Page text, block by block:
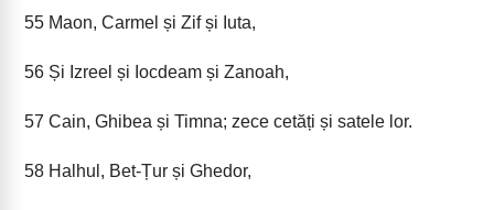
55 Maon, Carmel și Zif și Iuta,
56 Și Izreel și Iocdeam și Zanoah,
57 Cain, Ghibea și Timna; zece cetăți și satele lor.
58 Halhul, Bet-Țur și Ghedor,